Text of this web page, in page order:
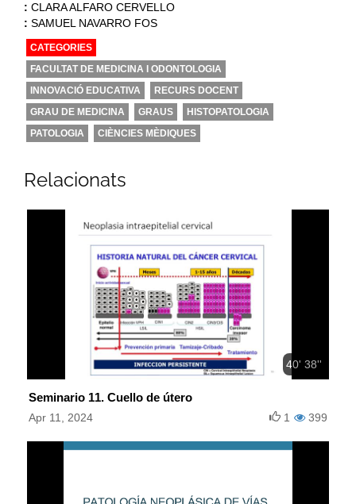
: CLARA ALFARO CERVELLO
: SAMUEL NAVARRO FOS
CATEGORIES
FACULTAT DE MEDICINA I ODONTOLOGIA
INNOVACIÓ EDUCATIVA
RECURS DOCENT
GRAU DE MEDICINA
GRAUS
HISTOPATOLOGIA
PATOLOGIA
CIÈNCIES MÈDIQUES
Relacionats
40' 38''
Seminario 11. Cuello de útero
Apr 11, 2024 399
1